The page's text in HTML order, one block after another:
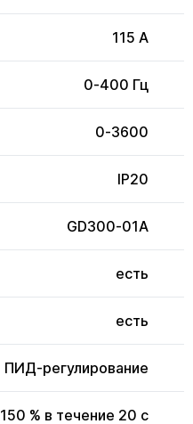
115 А
0-400 Гц
0-3600
IP20
GD300-01A
есть
есть
ПИД-регулирование
150 % в течение 20 с